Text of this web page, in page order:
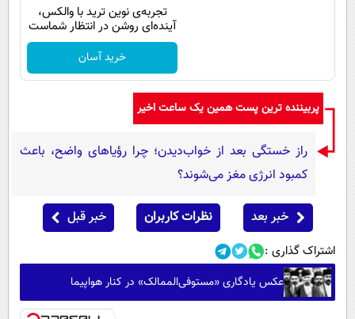
تجربه‌ی نوین ترید با والکس،
آینده‌ای روشن در انتظار شماست
خرید آسان
پربیننده ترین پست همین یک ساعت اخیر
راز خستگی بعد از خواب‌دیدن؛ چرا رؤیاهای واضح، باعث
کمبود انرژی مغز می‌شوند؟
خبر بعد نظرات کاربران خبر قبل
اشتراک گذاری :
عکس یادگاری «مستوفی‌الممالک» در کنار هواپیما